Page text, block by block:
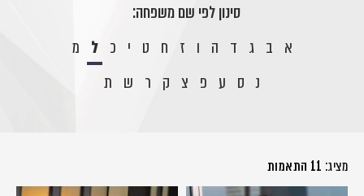
סינון לפי שם משפחה:
א ב ג ד ה ו ז ח ט י כ ל מ
נ ס ע פ צ ק ר ש ת
מציג: 11 התאמות